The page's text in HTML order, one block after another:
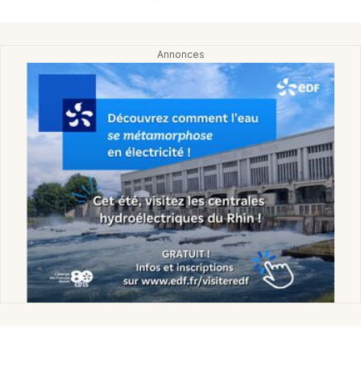
Actus à Strasbourg
Magazine à Strasbourg
Actus tourisme & loisirs
Restaurants